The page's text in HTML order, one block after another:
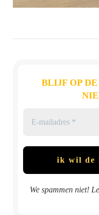
BLIJF OP
We spammen niet!